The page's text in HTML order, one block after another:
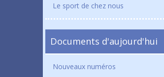
Le sport de chez nous
Documents d'aujourd'hui
Nouveaux numéros